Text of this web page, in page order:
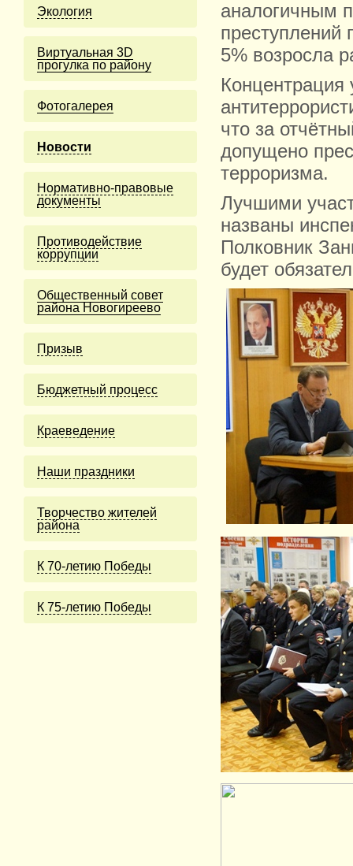
Экология
Виртуальная 3D
прогулка по району
Фотогалерея
Новости
Нормативно-правовые
документы
Противодействие
коррупции
Общественный совет
района Новогиреево
Призыв
Бюджетный процесс
Краеведение
Наши праздники
Творчество жителей
района
К 70-летию Победы
К 75-летию Победы
аналогичным
преступлений
5% возросла
Концентрация
что за
допущено
терроризма.
Лучшими
названы
Полковник
будет